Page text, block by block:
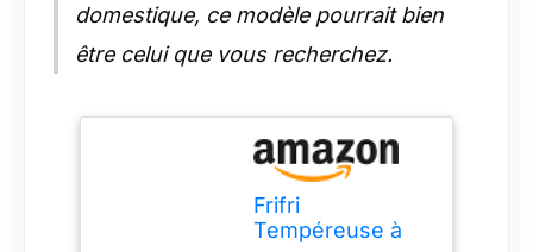
domestique, ce modèle pourrait bien
être celui que vous recherchez.
Frifri
Tempéreuse à